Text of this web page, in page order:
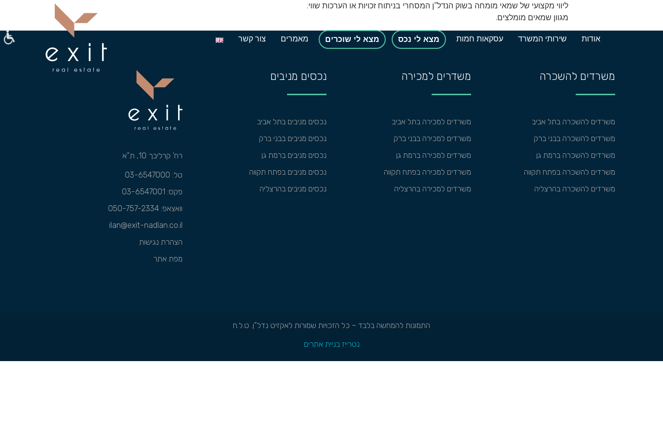
אודות שירותי המשרד עסקאות חמות מצא לי נכס מצא לי שוכרים מאמרים צור קשר
ליווי מקצועי של שמאי מומחה בשוק הנדל”ן המסחרי בניתוח זכויות או הערכות שווי.
מגוון שמאים מומלצים.
משרדים להשכרה
משרדים להשכרה בתל אביב
משרדים להשכרה בבני ברק
משרדים להשכרה ברמת גן
משרדים להשכרה בפתח תקווה
משרדים להשכרה בהרצליה
משדרים למכירה
משרדים למכירה בתל אביב
משרדים למכירה בבני ברק
משרדים למכירה ברמת גן
משרדים למכירה בפתח תקווה
משרדים למכירה בהרצליה
נכסים מניבים
נכסים מניבים בתל אביב
נכסים מניבים בבני ברק
נכסים מניבים ברמת גן
נכסים מניבים בפתח תקווה
נכסים מניבים בהרצליה
רח’ קרליבך 10, ת”א
טל: 03-6547000
פקס: 03-6547001
וואצאפ:050-757-2334
ilan@exit-nadlan.co.il
הצהרת נגישות
מפת אתר
התמונות להמחשה בלבד – כל הזכויות שמורות לאקזיט נדל”ן. ט.ל.ח
נטרייז בניית אתרים